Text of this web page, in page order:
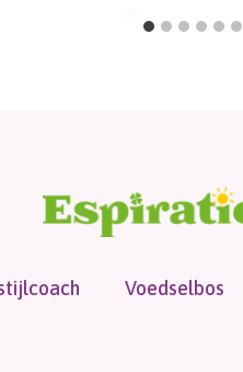
Voedselbos